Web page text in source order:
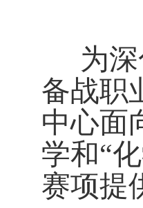
为
备战职
中心面
学和“
赛项提